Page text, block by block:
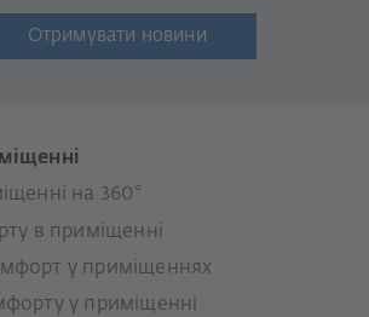
Отримувати новини
на 360°
в приміщенні
у приміщеннях
у приміщенні